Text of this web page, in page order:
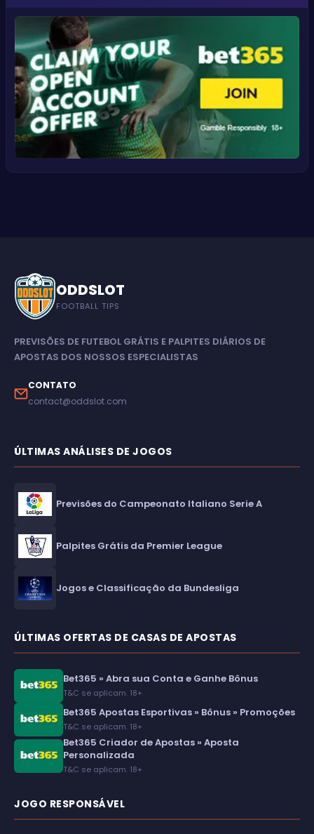
ODDSLOT
FOOTBALL TIPS
PREVISÕES DE FUTEBOL GRÁTIS E PALPITES DIÁRIOS DE
APOSTAS DOS NOSSOS ESPECIALISTAS
CONTATO
contact@oddslot.com
ÚLTIMAS ANÁLISES DE JOGOS
Previsões do Campeonato Italiano Serie A
Palpites Grátis da Premier League
Jogos e Classificação da Bundesliga
ÚLTIMAS OFERTAS DE CASAS DE APOSTAS
Bet365 » Abra sua Conta e Ganhe Bônus
T&C se aplicam. 18+
Bet365 Apostas Esportivas » Bônus » Promoções
T&C se aplicam. 18+
Bet365 Criador de Apostas » Aposta
Personalizada
T&C se aplicam. 18+
JOGO RESPONSÁVEL